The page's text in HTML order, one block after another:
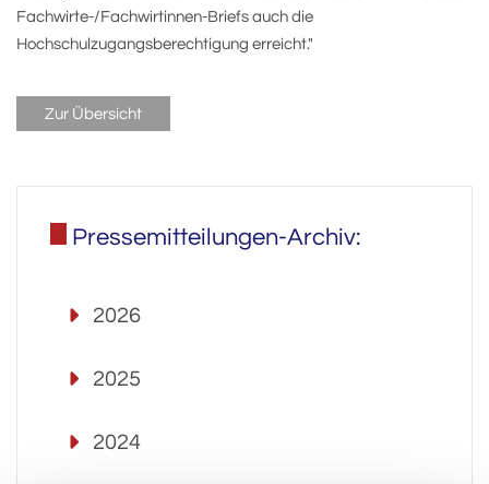
Fachwirte-/Fachwirtinnen-Briefs auch die
Hochschulzugangsberechtigung erreicht."
Zur Übersicht
Pressemitteilungen-Archiv:
2026
2025
2024